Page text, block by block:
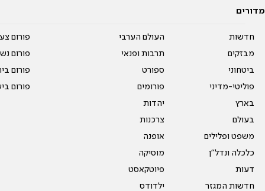
מדורים
חדשות
מבזקים
ביטחוני
פוליטי-מדיני
בארץ
בעולם
משפט ופלילים
כלכלה ונדל"ן
דעות
חדשות המגזר
העולם הערבי
תרבות ופנאי
ספורט
פורומים
יהדות
צרכנות
אופנה
מוסיקה
פיוטקאסט
ילדודס
פורום
פורום
פורום
פורום